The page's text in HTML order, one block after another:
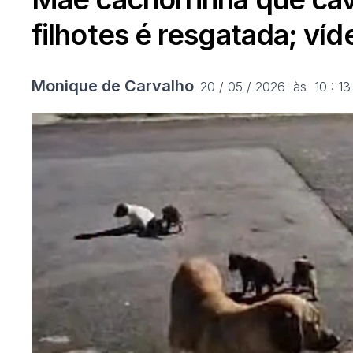
filhotes é resgatada;
Monique de Carvalho 20 / 05 / 2026  às  10 : 13